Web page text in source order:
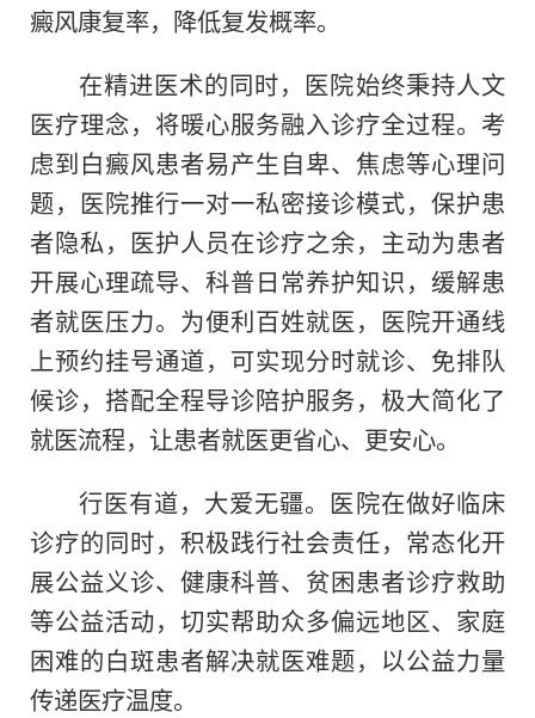
癜风康复率，降低复发概率。
在精进医术的同时，医院始终秉持人文
医疗理念，将暖心服务融入诊疗全过程。考
虑到白癜风患者易产生自卑、焦虑等心理问
题，医院推行一对一私密接诊模式，保护患
者隐私，医护人员在诊疗之余，主动为患者
开展心理疏导、科普日常养护知识，缓解患
者就医压力。为便利百姓就医，医院开通线
上预约挂号通道，可实现分时就诊、免排队
候诊，搭配全程导诊陪护服务，极大简化了
就医流程，让患者就医更省心、更安心。
行医有道，大爱无疆。医院在做好临床
诊疗的同时，积极践行社会责任，常态化开
展公益义诊、健康科普、贫困患者诊疗救助
等公益活动，切实帮助众多偏远地区、家庭
困难的白斑患者解决就医难题，以公益力量
传递医疗温度。